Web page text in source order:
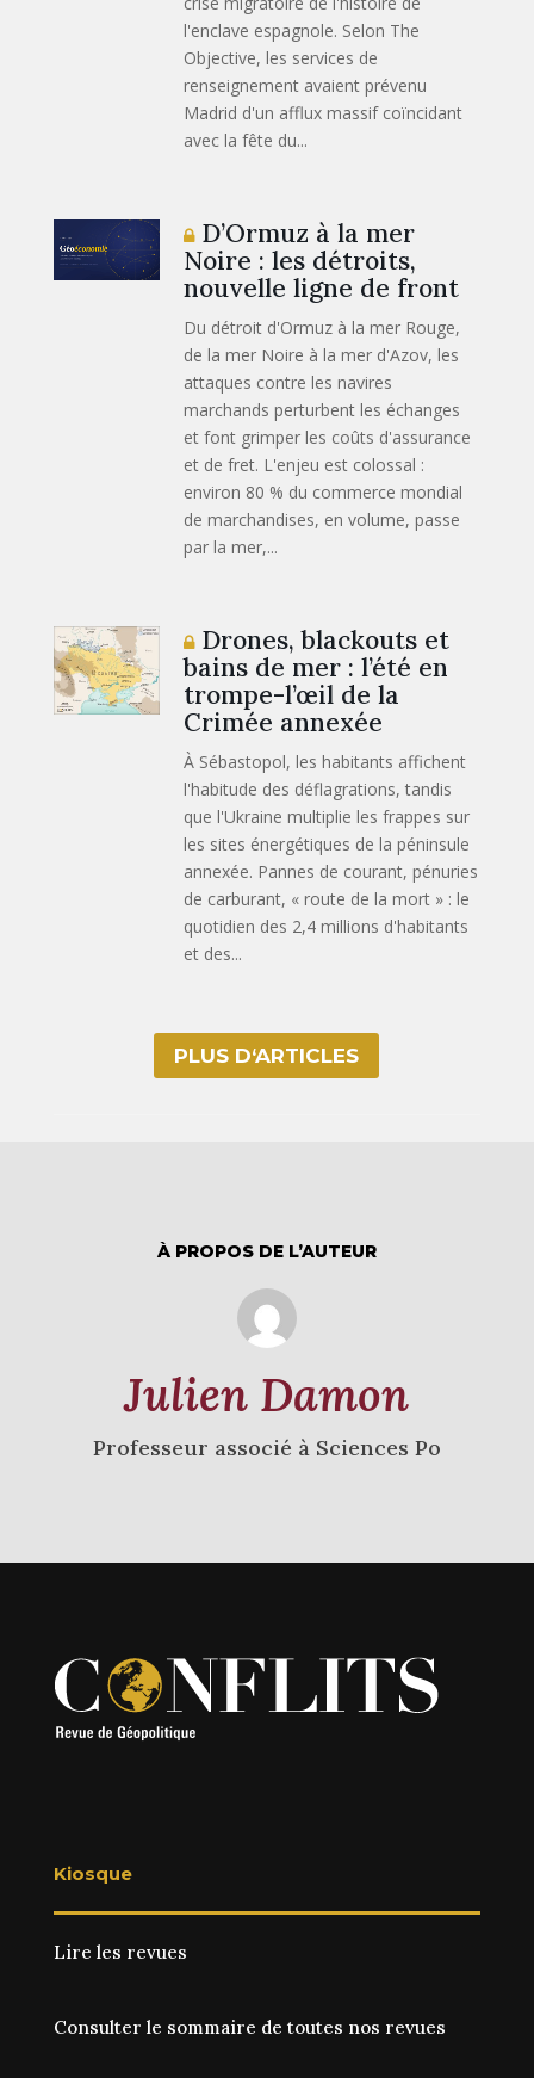
l'enclave espagnole. Selon The
Objective, les services de
renseignement avaient prévenu
Madrid d'un afflux massif coïncidant
avec la fête du...
D’Ormuz à la mer
Noire : les détroits,
nouvelle ligne de front
Du détroit d'Ormuz à la mer Rouge,
de la mer Noire à la mer d'Azov, les
attaques contre les navires
marchands perturbent les échanges
et font grimper les coûts d'assurance
et de fret. L'enjeu est colossal :
environ 80 % du commerce mondial
de marchandises, en volume, passe
par la mer,...
Drones, blackouts et
bains de mer : l’été en
trompe-l’œil de la
Crimée annexée
À Sébastopol, les habitants affichent
l'habitude des déflagrations, tandis
que l'Ukraine multiplie les frappes sur
les sites énergétiques de la péninsule
annexée. Pannes de courant, pénuries
de carburant, « route de la mort » : le
quotidien des 2,4 millions d'habitants
et des...
PLUS D‘ARTICLES
À PROPOS DE L’AUTEUR
Julien Damon
Professeur associé à Sciences Po
Kiosque
Lire les revues
Consulter le sommaire de toutes nos revues